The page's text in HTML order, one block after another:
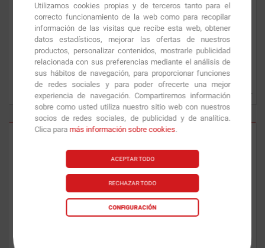
Utilizamos cookies propias y de terceros tanto para el
correcto funcionamiento de la web como para recopilar
información de las visitas que recibe esta web, obtener
datos estadísticos, mejorar las ofertas de nuestros
productos, personalizar contenidos, mostrarle publicidad
relacionada con sus preferencias mediante el análisis de
sus hábitos de navegación, para proporcionar funciones
de redes sociales y para poder ofrecerte una mejor
experiencia de navegación. Compartiremos información
sobre como usted utiliza nuestro sitio web con nuestros
socios de redes sociales, de publicidad y de analítica.
Clica para más información sobre cookies
ACEPTAR TODO
RECHAZAR TODO
CONFIGURACIÓN
Magnesium Bisglycinate60
€
17.23
Animal Flex44 Packs
€
38.95